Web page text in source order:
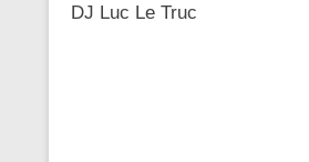
DJ Luc Le Truc